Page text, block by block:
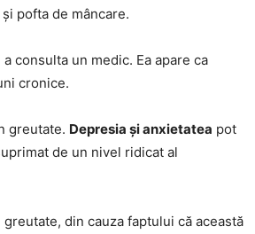
pofta de mâncare.
consulta un medic. Ea apare ca
cronice.
greutate. Depresia și anxietatea pot
de un nivel ridicat al
greutate, din cauza faptului că această